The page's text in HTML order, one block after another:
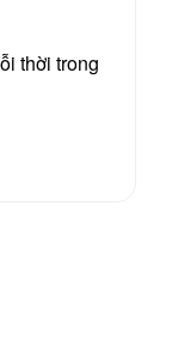
thời trong